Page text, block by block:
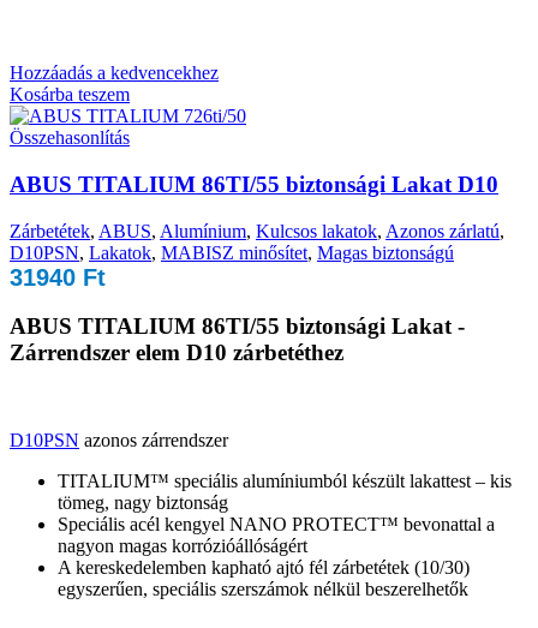
Hozzáadás a kedvencekhez
Kosárba teszem
Összehasonlítás
ABUS TITALIUM 86TI/55 biztonsági Lakat D10
Zárbetétek, ABUS, Alumínium, Kulcsos lakatok, Azonos zárlatú,
D10PSN, Lakatok, MABISZ minősítet, Magas biztonságú
31940 Ft
ABUS TITALIUM 86TI/55 biztonsági Lakat -
Zárrendszer elem D10 zárbetéthez
D10PSN azonos zárrendszer
TITALIUM™ speciális alumíniumból készült lakattest – kis
tömeg, nagy biztonság
Speciális acél kengyel NANO PROTECT™ bevonattal a
nagyon magas korrózióállóságért
A kereskedelemben kapható ajtó fél zárbetétek (10/30)
egyszerűen, speciális szerszámok nélkül beszerelhetők